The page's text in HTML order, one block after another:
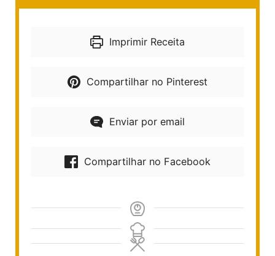
Imprimir Receita
Compartilhar no Pinterest
Enviar por email
Compartilhar no Facebook